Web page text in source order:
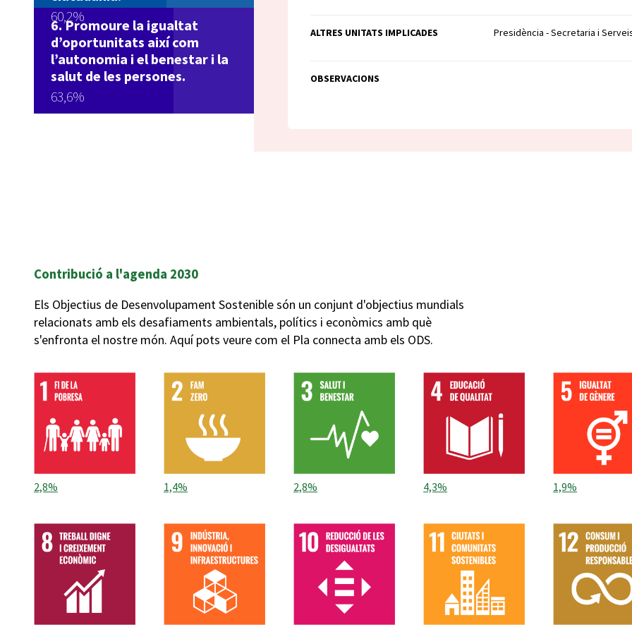
60,2%
Promoure la igualtat
d’oportunitats així com
l’autonomia i el benestar i la
salut de les persones.
63,6%
ALTRES UNITATS IMPLICADES Presidència - Secretaria i
OBSERVACIONS
Contribució a l'agenda 2030
Els Objectius de Desenvolupament Sostenible són un conjunt d'objectius mundials
relacionats amb els desafiaments ambientals, polítics i econòmics amb què
s'enfronta el nostre món. Aquí pots veure com el Pla connecta amb els ODS.
2,8% 1,4% 2,8% 4,3% 1,9%